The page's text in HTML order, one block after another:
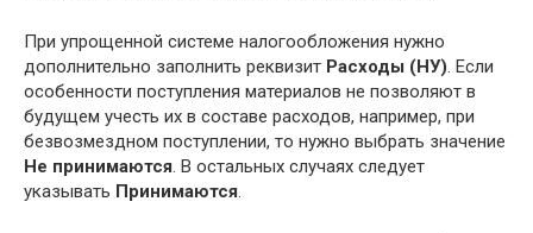
При упрощенной системе налогообложения нужно
дополнительно заполнить реквизит Расходы (НУ). Если
особенности поступления материалов не позволяют в
будущем учесть их в составе расходов, например, при
безвозмездном поступлении, то нужно выбрать значение
Не принимаются. В остальных случаях следует
указывать Принимаются.